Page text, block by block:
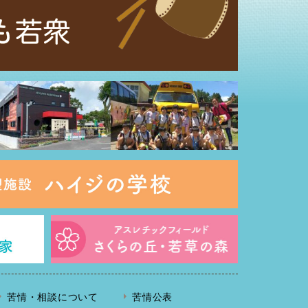
苦情・相談について 苦情公表